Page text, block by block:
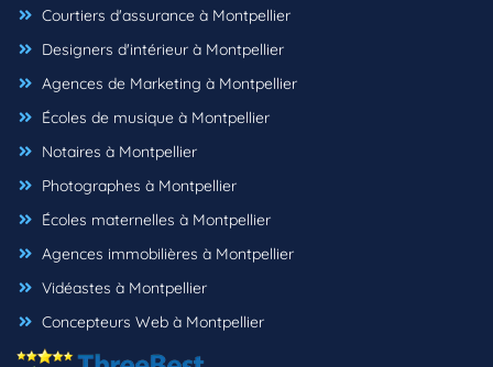
Courtiers d'assurance à Montpellier
Designers d'intérieur à Montpellier
Agences de Marketing à Montpellier
Écoles de musique à Montpellier
Notaires à Montpellier
Photographes à Montpellier
Écoles maternelles à Montpellier
Agences immobilières à Montpellier
Vidéastes à Montpellier
Concepteurs Web à Montpellier